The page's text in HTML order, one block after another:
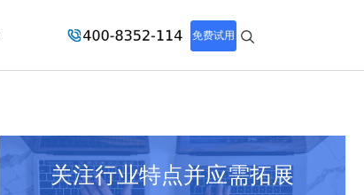
免费试用
关注行业特点并应需拓展